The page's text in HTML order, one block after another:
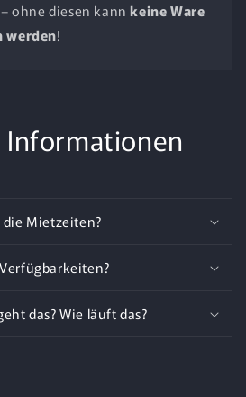
ohne diesen kannkeine Ware
werden!
Mietzeiten?
das? Wie läuft das?